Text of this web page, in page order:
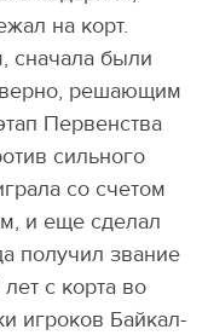
на корт.
сначала были
решающим
Первенства
сильного
со счетом
и еще сделал
получил звание
с корта во
игроков Байкал-